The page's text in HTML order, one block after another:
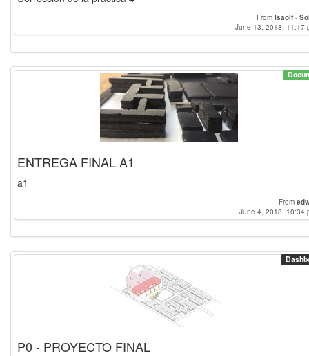
From Isaolf -
June 13, 2018, 11:17
ENTREGA FINAL A1
a1
From
June 4, 2018, 10:34
P0 - PROYECTO FINAL